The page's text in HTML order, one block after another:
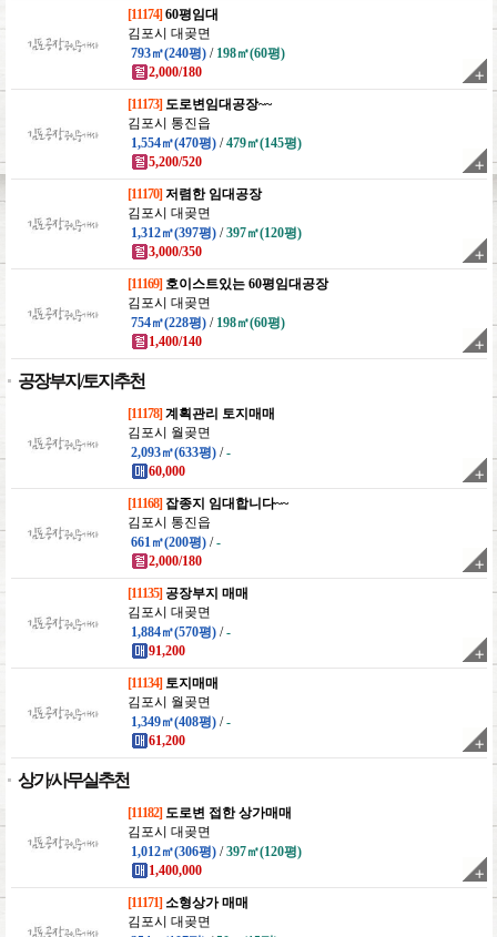
[11174] 60평임대
김포시 대곶면
793㎡(240평) / 198㎡(60평)
2,000/180
[11173] 도로변임대공장~~
김포시 통진읍
1,554㎡(470평) /479㎡(145평)
5,200/520
[11170] 저렴한 임대공장
김포시 대곶면
1,312㎡(397평) /397㎡(120평)
3,000/350
[11169] 호이스트있는 60평임대공장
김포시 대곶면
754㎡(228평) / 198㎡(60평)
1,400/140
공장부지/토지추천
[11178] 계획관리 토지매매
김포시 월곶면
2,093㎡(633평) /-
60,000
[11168] 잡종지 임대합니다~~
김포시 통진읍
661㎡(200평) /-
2,000/180
[11135] 공장부지 매매
김포시 대곶면
1,884㎡(570평) /-
91,200
[11134] 토지매매
김포시 월곶면
1,349㎡(408평) /-
61,200
상가/사무실추천
[11182] 도로변 접한 상가매매
김포시 대곶면
1,012㎡(306평) /397㎡(120평)
1,400,000
[11171] 소형상가 매매
김포시 대곶면